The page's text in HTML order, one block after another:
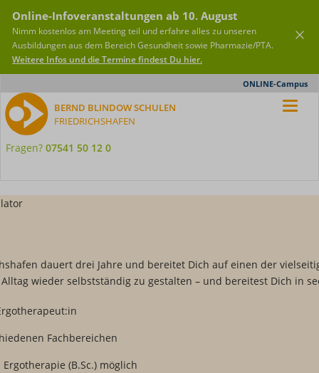
Online-Infoveranstaltungen ab 10. August
Nimm kostenlos am Meeting teil und erfahre alles zu unseren
Ausbildungen aus dem Bereich Gesundheit sowie Pharmazie/PTA.
Weitere Infos und die Termine findest Du hier.
ONLINE-Campus
Fragen? 07541 50 12 0
BERND BLINDOW SCHULEN
FRIEDRICHSHAFEN
dauert drei Jahre und bereitet Dich auf einen der
wieder selbstständig zu gestalten – und bereitest Dich in
Fachbereichen
(B.Sc.) möglich